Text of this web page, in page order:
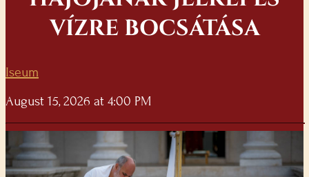
VÍZRE BOCSÁTÁSA
Iseum
August 15, 2026 at 4:00 PM